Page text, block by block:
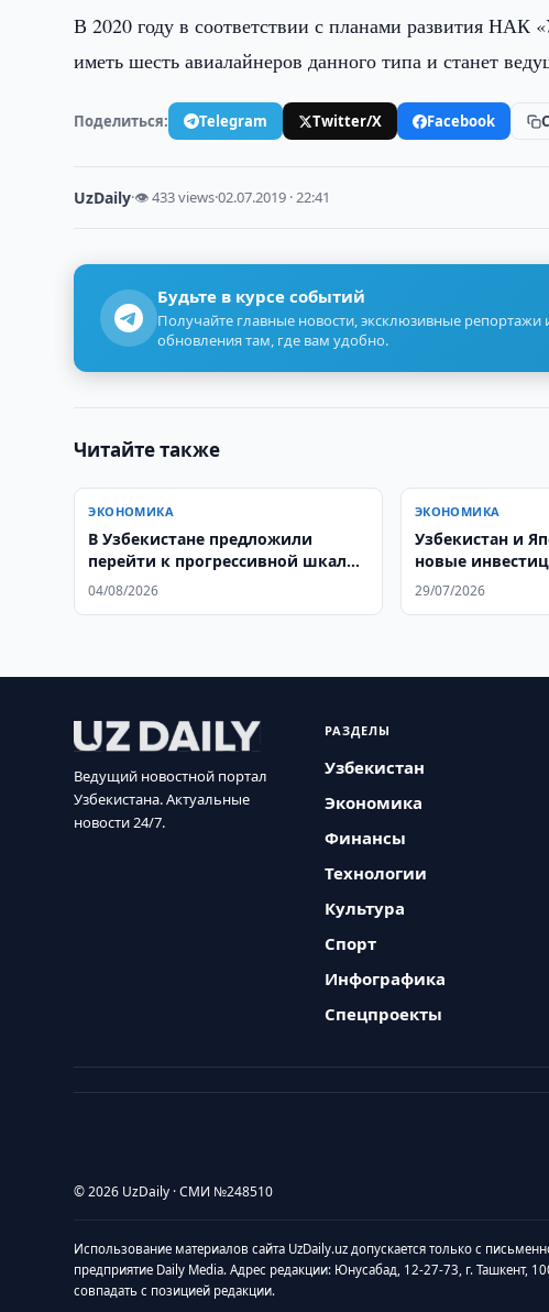
В 2020 году в соответствии с планами развития НАК
иметь шесть авиалайнеров данного типа и станет
Поделиться: Telegram Twitter/X Facebook
UzDaily·👁 433 views·02.07.2019 · 22:41
Будьте в курсе событий
Получайте главные новости, эксклюзивные репортажи
обновления там, где вам удобно.
Читайте также
ЭКОНОМИКА
В Узбекистане предложили
перейти к прогрессивной шкале
НДФЛ
04/08/2026
ЭКОНОМИКА
Узбекистан и
новые
29/07/2026
Ведущий новостной портал
Узбекистана. Актуальные
новости 24/7.
РАЗДЕЛЫ
Узбекистан
Экономика
Финансы
Технологии
Культура
Спорт
Инфографика
Спецпроекты
© 2026 UzDaily · СМИ №248510
Использование материалов сайта UzDaily.uz допускается только с
предприятие Daily Media. Адрес редакции: Юнусабад, 12-27-73, г. Ташкент,
совпадать с позицией редакции.